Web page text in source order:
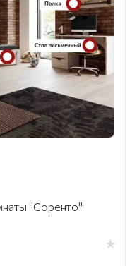
"Соренто"